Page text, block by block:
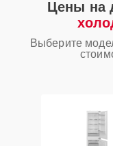
Цены на
Выберите